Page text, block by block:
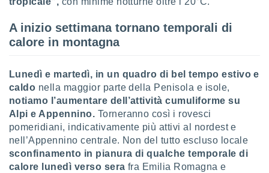
il
dei
e/o
dati
la
della
creare
la
A inizio settimana tornano temporali di
calore in montagna
Lunedì e martedì, in un quadro di bel tempo estivo e
caldo nella maggior parte della Penisola e isole,
notiamo l’aumentare dell’attività cumuliforme su
Alpi e Appennino. Torneranno così i rovesci
pomeridiani, indicativamente più attivi al nordest e
nell’Appennino centrale. Non del tutto escluso locale
sconfinamento in pianura di qualche temporale di
calore lunedì verso sera fra Emilia Romagna e